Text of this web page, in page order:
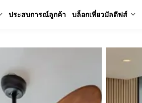
ประสบการณ์ลูกค้า บล็อกเที่ยวมัลดีฟส์